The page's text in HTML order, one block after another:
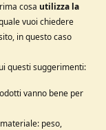
cosa utilizza la
vuoi chiedere
in questo caso
questi suggerimenti:
vanno bene per
peso,